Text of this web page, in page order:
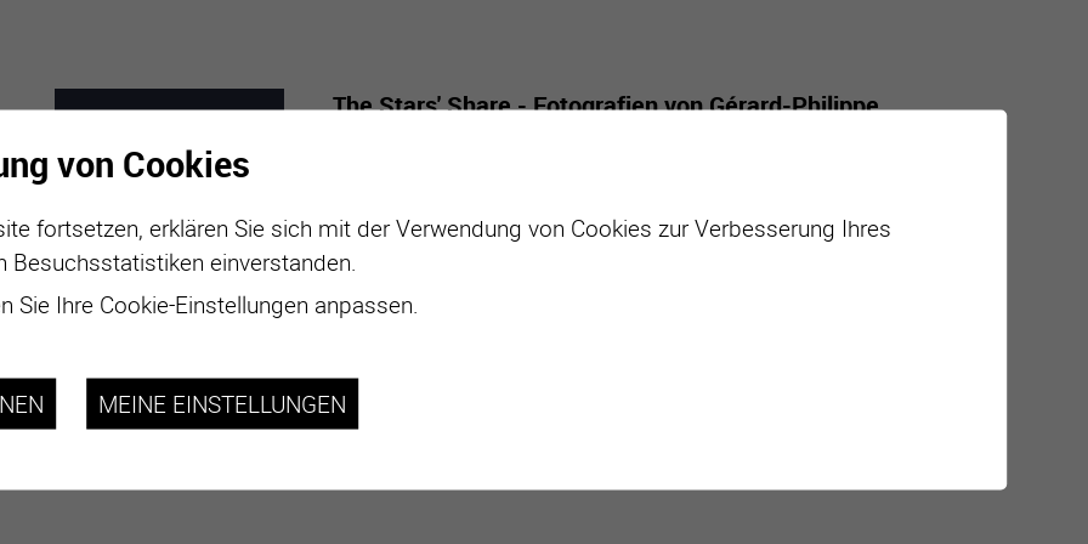
7 -29
MARZ NOVE
2026
The Stars' Share - Fotografien von Gérard-Philippe
aus aller Welt zusammen
plus d'informations
von Cookies
fortsetzen, erklären Sie sich mit der Verwendung von Cookies zur Verbesserung Ihres
Besuchsstatistiken einverstanden.
Sie Ihre Cookie-Einstellungen anpassen.
MEINE EINSTELLUNGEN